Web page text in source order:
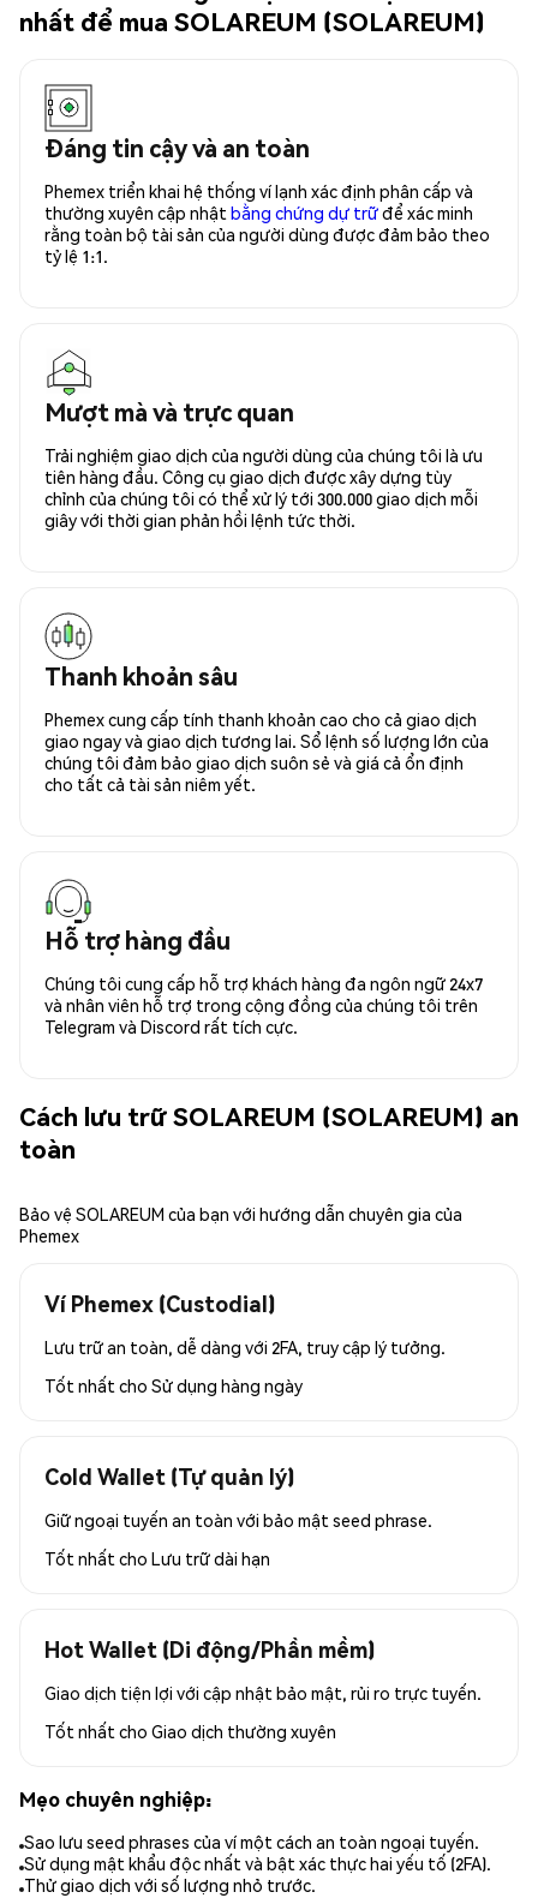
nhất để mua SOLAREUM (SOLAREUM)
Đáng tin cậy và an toàn
Phemex triển khai hệ thống ví lạnh xác định phân cấp và
thường xuyên cập nhật bằng chứng dự trữđể xác minh
rằng toàn bộ tài sản của người dùng được đảm bảo theo
tỷ lệ 1:1.
Mượt mà và trực quan
Trải nghiệm giao dịch của người dùng của chúng tôi là ưu
tiên hàng đầu. Công cụ giao dịch được xây dựng tùy
chỉnh của chúng tôi có thể xử lý tới 300.000 giao dịch mỗi
giây với thời gian phản hồi lệnh tức thời.
Thanh khoản sâu
Phemex cung cấp tính thanh khoản cao cho cả giao dịch
giao ngay và giao dịch tương lai. Sổ lệnh số lượng lớn của
chúng tôi đảm bảo giao dịch suôn sẻ và giá cả ổn định
cho tất cả tài sản niêm yết.
Hỗ trợ hàng đầu
Chúng tôi cung cấp hỗ trợ khách hàng đa ngôn ngữ 24x7
và nhân viên hỗ trợ trong cộng đồng của chúng tôi trên
Telegram và Discord rất tích cực.
Cách lưu trữ SOLAREUM (SOLAREUM) an
toàn
Bảo vệ SOLAREUM của bạn với hướng dẫn chuyên gia của
Phemex
Ví Phemex (Custodial)
Lưu trữ an toàn, dễ dàng với 2FA, truy cập lý tưởng.
Tốt nhất cho Sử dụng hàng ngày
Cold Wallet (Tự quản lý)
Giữ ngoại tuyến an toàn với bảo mật seed phrase.
Tốt nhất cho Lưu trữ dài hạn
Hot Wallet (Di động/Phần mềm)
Giao dịch tiện lợi với cập nhật bảo mật, rủi ro trực tuyến.
Tốt nhất cho Giao dịch thường xuyên
Mẹo chuyên nghiệp:
Sao lưu seed phrases của ví một cách an toàn ngoại tuyến.
Sử dụng mật khẩu độc nhất và bật xác thực hai yếu tố (2FA).
Thử giao dịch với số lượng nhỏ trước.